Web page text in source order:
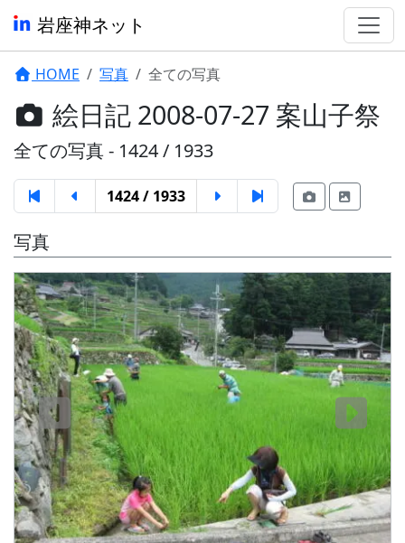
岩座神ネット
HOME 写真 全ての写真
絵日記 2008-07-27 案山子祭
全ての写真 - 1424 / 1933
1424 / 1933
写真